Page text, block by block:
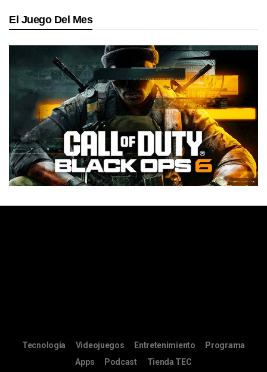
El Juego Del Mes
Tecnología Videojuegos Entretenimiento
Programa
Apps
Podcast Tienda TEC